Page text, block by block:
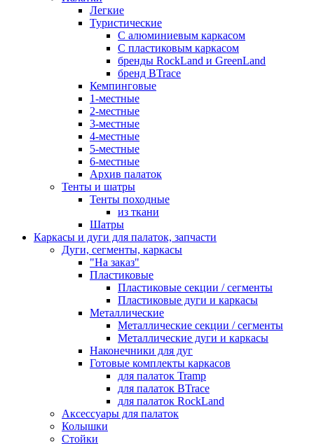
Легкие
Туристические
С алюминиевым каркасом
С пластиковым каркасом
бренды RockLand и GreenLand
бренд BTrace
Кемпинговые
1-местные
2-местные
3-местные
4-местные
5-местные
6-местные
Архив палаток
Тенты и шатры
Тенты походные
из ткани
Шатры
Каркасы и дуги для палаток, запчасти
Дуги, сегменты, каркасы
"На заказ"
Пластиковые
Пластиковые секции / сегменты
Пластиковые дуги и каркасы
Металлические
Металлические секции / сегменты
Металлические дуги и каркасы
Наконечники для дуг
Готовые комплекты каркасов
для палаток Tramp
для палаток BTrace
для палаток RockLand
Аксессуары для палаток
Колышки
Стойки